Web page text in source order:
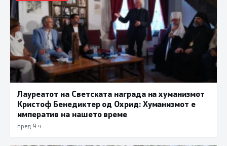
Лауреатот на Светската награда на хуманизмот
Кристоф Бенедиктер од Охрид: Хуманизмот е
императив на нашето време
пред 9 ч.